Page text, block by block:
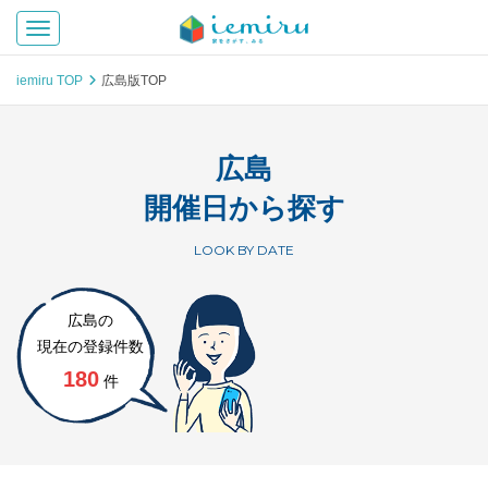
Toggle navigation
iemiru TOP 広島版TOP
広島
開催日から探す
LOOK BY DATE
広島の
現在の登録件数
180件